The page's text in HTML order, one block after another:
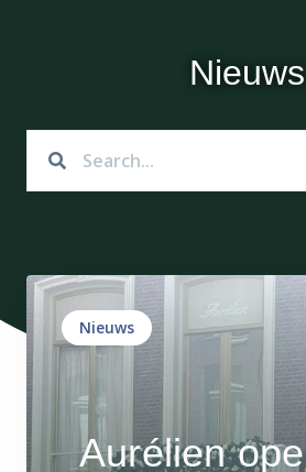
Nieuws
Nieuws
Aurélien